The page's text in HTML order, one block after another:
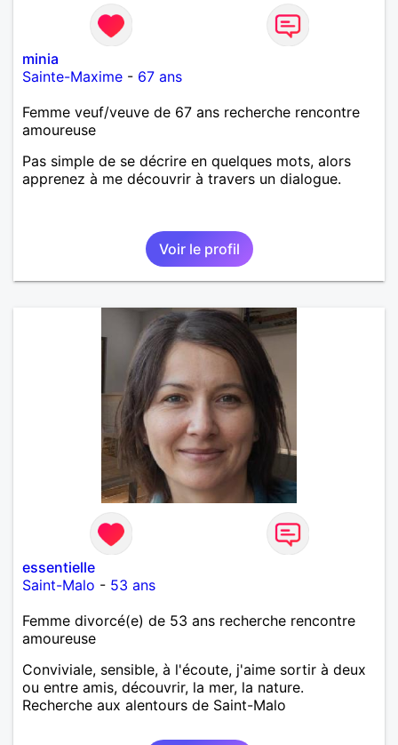
minia
Sainte-Maxime - 67 ans
Femme veuf/veuve de 67 ans recherche rencontre
amoureuse
Pas simple de se décrire en quelques mots, alors
apprenez à me découvrir à travers un dialogue.
Voir le profil
essentielle
Saint-Malo - 53 ans
Femme divorcé(e) de 53 ans recherche rencontre
amoureuse
Conviviale, sensible, à l'écoute, j'aime sortir à deux
ou entre amis, découvrir, la mer, la nature.
Recherche aux alentours de Saint-Malo